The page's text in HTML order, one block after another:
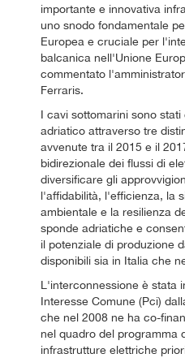
importante e innovativa
uno snodo fondamentale
Europea e cruciale per
balcanica nell'Unione
commentato
Ferraris.
I cavi sottomarini sono
adriatico attraverso tre
avvenute tra il 2015 e il
bidirezionale dei flussi di
diversificare gli
l'affidabilità, l'efficienza, la
ambientale e la resilienza
sponde adriatiche e
il potenziale di produzione
disponibili sia in Italia che
L'interconnessione è stata
Interesse Comune (Pci)
che nel 2008 ne ha co-
nel quadro del programma
infrastrutture elettriche